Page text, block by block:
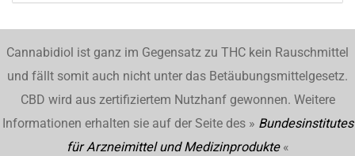
Cannabidiol ist ganz im Gegensatz zu THC kein Rauschmittel
und fällt somit auch nicht unter das Betäubungsmittelgesetz.
CBD wird aus zertifiziertem Nutzhanf gewonnen. Weitere
Informationen erhalten sie auf der Seite des » Bundesinstitutes
für Arzneimittel und Medizinprodukte«